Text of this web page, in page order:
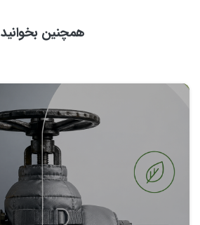
همچنین بخوانید